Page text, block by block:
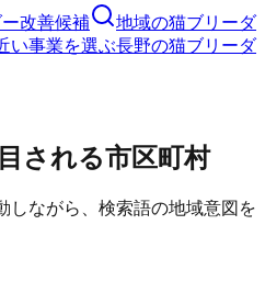
改善候補
地域の猫ブリーダ
い事業を選ぶ長野の猫ブリーダ
される市区町村
しながら、検索語の地域意図を